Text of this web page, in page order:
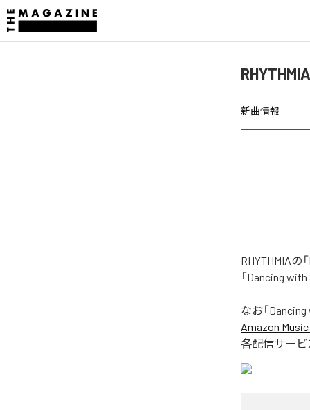
新曲情報
RHYTHMIAの
「Dancing
なお「
Amazon
各配信サービ